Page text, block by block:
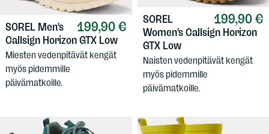
199,90 €
SOREL Men's
Callsign Horizon GTX Low
Miesten vedenpitävät kengät
myös pidemmille
päivämatkoille.
199,90 €
SOREL
Women's Callsign Horizon
GTX Low
Naisten vedenpitävät kengät
myös pidemmille
päivämatkoille.